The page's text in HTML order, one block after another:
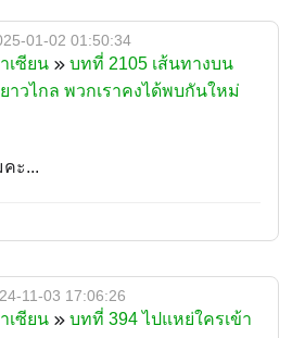
01-02 01:50:34
เซียน
บทที่ 2105 เส้นทางบน
าวไกล พวกเราคงได้พบกันใหม่
ะ...
11-03 17:06:26
เซียน
บทที่ 394 ไปแหย่ใครเข้า